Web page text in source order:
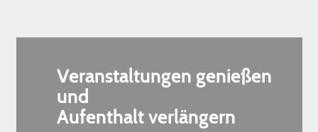
Veranstaltungen genießen
und
Aufenthalt verlängern